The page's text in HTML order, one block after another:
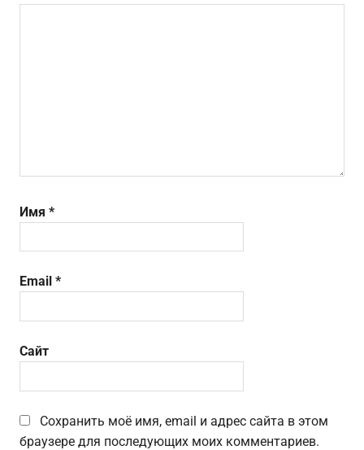
Имя *
Email *
Сайт
Сохранить моё имя, email и адрес сайта в этом
браузере для последующих моих комментариев.